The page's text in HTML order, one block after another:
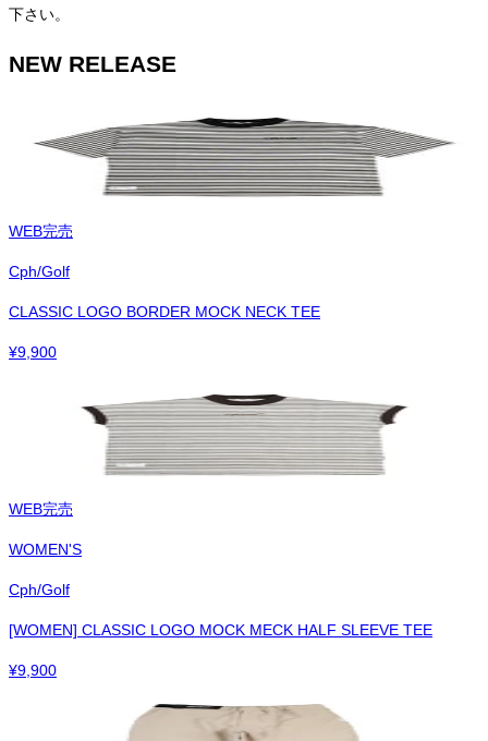
下さい。
NEW RELEASE
WEB完売
Cph/Golf
CLASSIC LOGO BORDER MOCK NECK TEE
¥9,900
WEB完売
WOMEN'S
Cph/Golf
[WOMEN] CLASSIC LOGO MOCK MECK HALF SLEEVE TEE
¥9,900